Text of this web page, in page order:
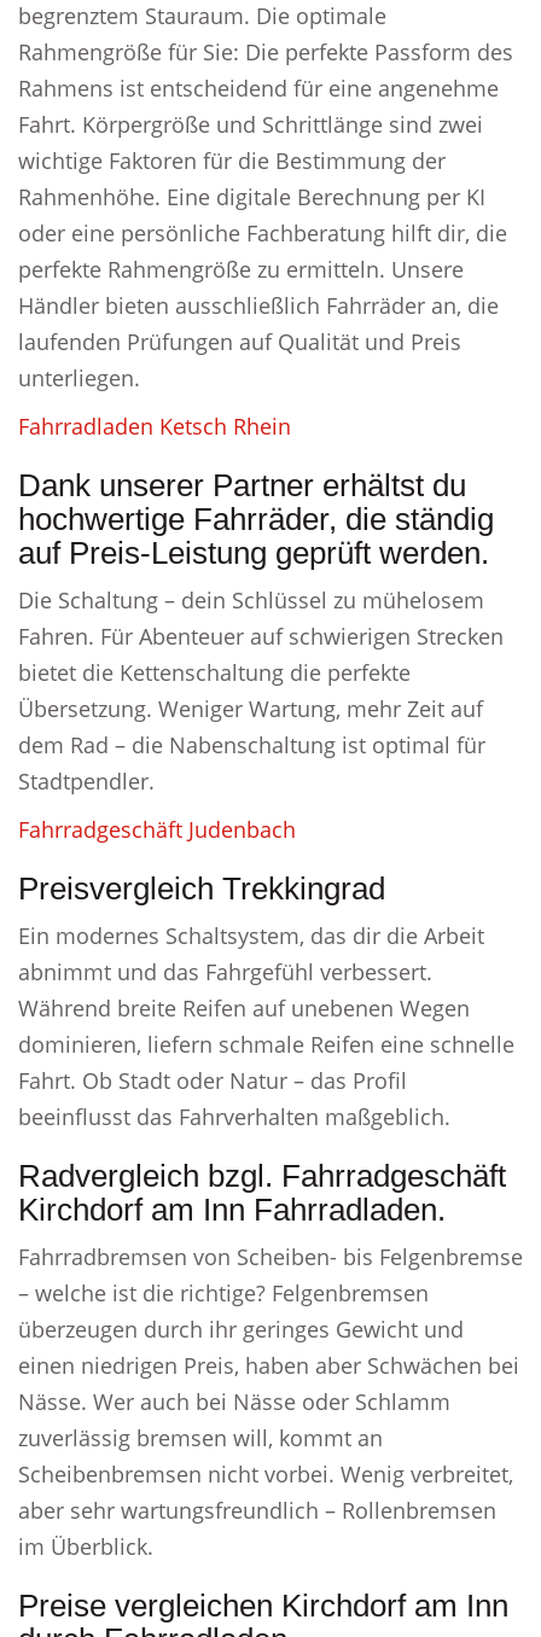
begrenztem Stauraum. Die optimale
Rahmengröße für Sie: Die perfekte Passform des
Rahmens ist entscheidend für eine angenehme
Fahrt. Körpergröße und Schrittlänge sind zwei
wichtige Faktoren für die Bestimmung der
Rahmenhöhe. Eine digitale Berechnung per KI
oder eine persönliche Fachberatung hilft dir, die
perfekte Rahmengröße zu ermitteln. Unsere
Händler bieten ausschließlich Fahrräder an, die
laufenden Prüfungen auf Qualität und Preis
unterliegen.
Fahrradladen Ketsch Rhein
Dank unserer Partner erhältst du
hochwertige Fahrräder, die ständig
auf Preis-Leistung geprüft werden.
Die Schaltung – dein Schlüssel zu mühelosem
Fahren. Für Abenteuer auf schwierigen Strecken
bietet die Kettenschaltung die perfekte
Übersetzung. Weniger Wartung, mehr Zeit auf
dem Rad – die Nabenschaltung ist optimal für
Stadtpendler.
Fahrradgeschäft Judenbach
Preisvergleich Trekkingrad
Ein modernes Schaltsystem, das dir die Arbeit
abnimmt und das Fahrgefühl verbessert.
Während breite Reifen auf unebenen Wegen
dominieren, liefern schmale Reifen eine schnelle
Fahrt. Ob Stadt oder Natur – das Profil
beeinflusst das Fahrverhalten maßgeblich.
Radvergleich bzgl. Fahrradgeschäft
Kirchdorf am Inn Fahrradladen.
Fahrradbremsen von Scheiben- bis Felgenbremse
– welche ist die richtige? Felgenbremsen
überzeugen durch ihr geringes Gewicht und
einen niedrigen Preis, haben aber Schwächen bei
Nässe. Wer auch bei Nässe oder Schlamm
zuverlässig bremsen will, kommt an
Scheibenbremsen nicht vorbei. Wenig verbreitet,
aber sehr wartungsfreundlich – Rollenbremsen
im Überblick.
Preise vergleichen Kirchdorf am Inn